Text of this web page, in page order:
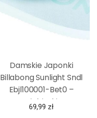
Damskie Japonki
Billabong Sunlight Sndl
Ebjl100001-Bet0 –
Niebieski
69,99 zł